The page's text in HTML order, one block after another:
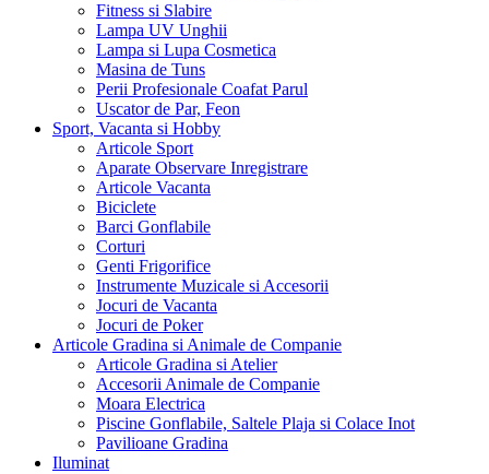
Fitness si Slabire
Lampa UV Unghii
Lampa si Lupa Cosmetica
Masina de Tuns
Perii Profesionale Coafat Parul
Uscator de Par, Feon
Sport, Vacanta si Hobby
Articole Sport
Aparate Observare Inregistrare
Articole Vacanta
Biciclete
Barci Gonflabile
Corturi
Genti Frigorifice
Instrumente Muzicale si Accesorii
Jocuri de Vacanta
Jocuri de Poker
Articole Gradina si Animale de Companie
Articole Gradina si Atelier
Accesorii Animale de Companie
Moara Electrica
Piscine Gonflabile, Saltele Plaja si Colace Inot
Pavilioane Gradina
Iluminat